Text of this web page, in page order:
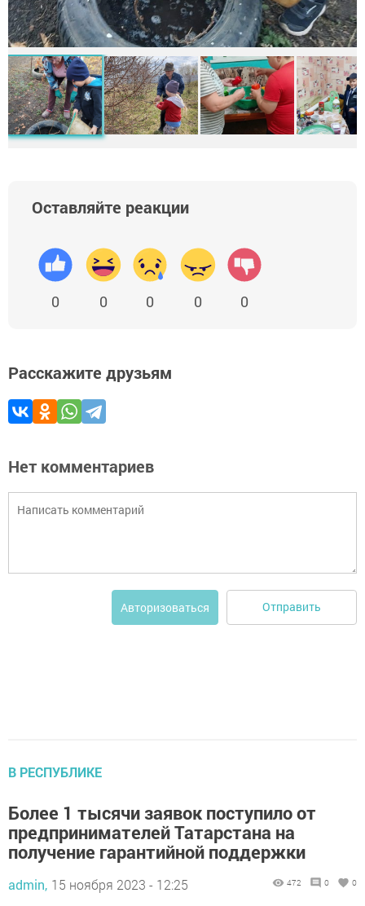
Оставляйте реакции
0 0 0 0 0
Расскажите друзьям
Нет комментариев
Авторизоваться Отправить
В РЕСПУБЛИКЕ
Более 1 тысячи заявок поступило от
предпринимателей Татарстана на
получение гарантийной поддержки
admin, 15 ноября 2023 - 12:25 472 0 0